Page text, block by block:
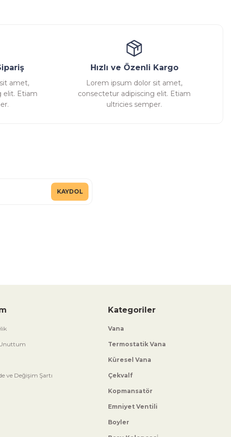
amet,
elit. Etiam
Hızlı ve Özenli Kargo
Lorem ipsum dolor sit amet,
consectetur adipiscing elit. Etiam
ultricies semper.
KAYDOL
ve Değişim Şartı
Kategoriler
Vana
Termostatik Vana
Küresel Vana
Çekvalf
Kopmansatör
Emniyet Ventili
Boyler